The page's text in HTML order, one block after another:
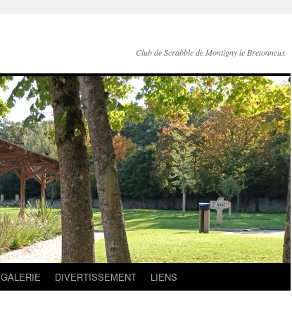
Club de Scrabble de Montigny le Bretonneux
GALERIE DIVERTISSEMENT LIENS